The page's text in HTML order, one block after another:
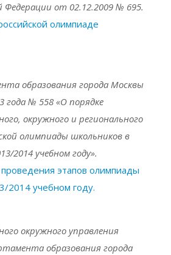
Федерации от 02.12.2009 № 695.
олимпиаде
образования города Москвы
года № 558 «О порядке
окружного и регионального
олимпиады школьников в
2014 учебном году».
этапов олимпиады
2014 учебном году.
окружного управления
образования города